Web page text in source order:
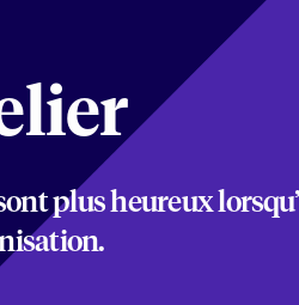
plus heureux